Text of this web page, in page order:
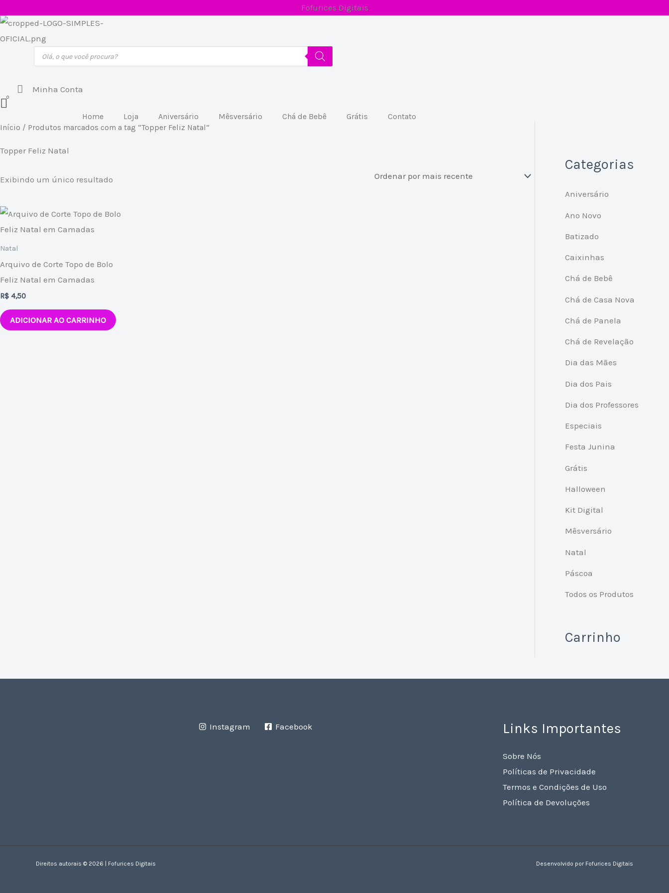
para
o
Fofurices Digitais
Pesquisar
produtos
Minha Conta
Home Loja Aniversário Mêsversário Chá de Bebê Grátis Contato
Início / Produtos marcados com a tag “Topper Feliz Natal”
Topper Feliz Natal
Exibindo um único resultado
Natal
Arquivo de Corte Topo de Bolo
Feliz Natal em Camadas
R$ 4,50
ADICIONAR AO CARRINHO
Categorias
Aniversário
Ano Novo
Batizado
Caixinhas
Chá de Bebê
Chá de Casa Nova
Chá de Panela
Chá de Revelação
Dia das Mães
Dia dos Pais
Dia dos Professores
Especiais
Festa Junina
Grátis
Halloween
Kit Digital
Mêsversário
Natal
Páscoa
Todos os Produtos
Carrinho
Instagram Facebook Links Importantes
Sobre Nós
Políticas de Privacidade
Termos e Condições de Uso
Política de Devoluções
Direitos autorais © 2026 | Fofurices Digitais Desenvolvido por Fofurices Digitais